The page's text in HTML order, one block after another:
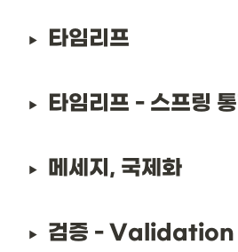
타임리프
타임리프 - 스프링
메세지, 국제화
검증 - Validation